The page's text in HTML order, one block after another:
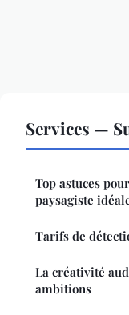
Services —
Top astuces
paysagiste
Tarifs de
La créativité
ambitions